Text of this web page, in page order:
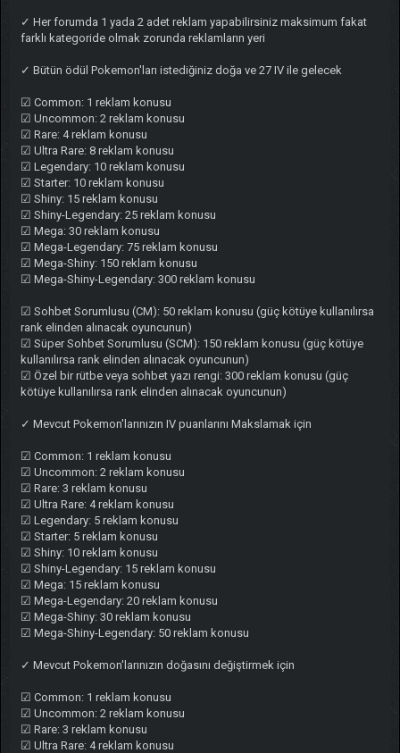
✓ Her forumda 1 yada 2 adet reklam yapabilirsiniz maksimum fakat
farklı kategoride olmak zorunda reklamların yeri
✓ Bütün ödül Pokemon'ları istediğiniz doğa ve 27 IV ile gelecek
☑ Common: 1 reklam konusu
☑ Uncommon: 2 reklam konusu
☑ Rare: 4 reklam konusu
☑ Ultra Rare: 8 reklam konusu
☑ Legendary: 10 reklam konusu
☑ Starter: 10 reklam konusu
☑ Shiny: 15 reklam konusu
☑ Shiny-Legendary: 25 reklam konusu
☑ Mega: 30 reklam konusu
☑ Mega-Legendary: 75 reklam konusu
☑ Mega-Shiny: 150 reklam konusu
☑ Mega-Shiny-Legendary: 300 reklam konusu
☑ Sohbet Sorumlusu (CM): 50 reklam konusu (güç kötüye kullanılırsa
rank elinden alınacak oyuncunun)
☑ Süper Sohbet Sorumlusu (SCM): 150 reklam konusu (güç kötüye
kullanılırsa rank elinden alınacak oyuncunun)
☑ Özel bir rütbe veya sohbet yazı rengi: 300 reklam konusu (güç
kötüye kullanılırsa rank elinden alınacak oyuncunun)
✓ Mevcut Pokemon'larınızın IV puanlarını Makslamak için
☑ Common: 1 reklam konusu
☑ Uncommon: 2 reklam konusu
☑ Rare: 3 reklam konusu
☑ Ultra Rare: 4 reklam konusu
☑ Legendary: 5 reklam konusu
☑ Starter: 5 reklam konusu
☑ Shiny: 10 reklam konusu
☑ Shiny-Legendary: 15 reklam konusu
☑ Mega: 15 reklam konusu
☑ Mega-Legendary: 20 reklam konusu
☑ Mega-Shiny: 30 reklam konusu
☑ Mega-Shiny-Legendary: 50 reklam konusu
✓ Mevcut Pokemon'larınızın doğasını değiştirmek için
☑ Common: 1 reklam konusu
☑ Uncommon: 2 reklam konusu
☑ Rare: 3 reklam konusu
☑ Ultra Rare: 4 reklam konusu